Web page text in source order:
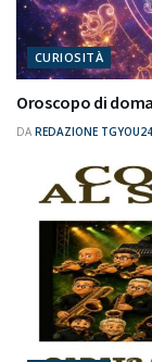
CURIOSITÀ
Oroscopo di
DA REDAZIONE